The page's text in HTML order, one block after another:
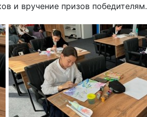
и вручение призов победителям.